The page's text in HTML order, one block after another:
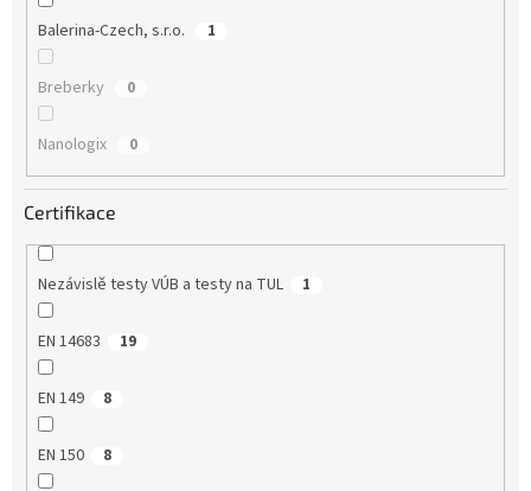
Balerina-Czech, s.r.o. 1
Breberky 0
Nanologix 0
Certifikace
Nezávislě testy VÚB a testy na TUL 1
EN 14683 19
EN 149 8
EN 150 8